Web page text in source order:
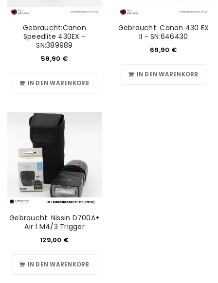
Passwort*
Anmeldeformular geschützt durch
ANMELDEN
PASSWORT VERGESSEN?
REGISTRIEREN
E-Mail-Adresse*
Ein Link zum Erstellen eines neuen Passworts wird an
Gebraucht:Canon
Speedlite 430EX -
SN:389989
59,90 €
IN DEN WARENKORB
Gebraucht: Canon 430 EX
II - SN:646430
69,90 €
IN DEN WARENKORB
Gebraucht: Nissin D700A+
Air 1 M4/3 Trigger
129,00 €
IN DEN WARENKORB